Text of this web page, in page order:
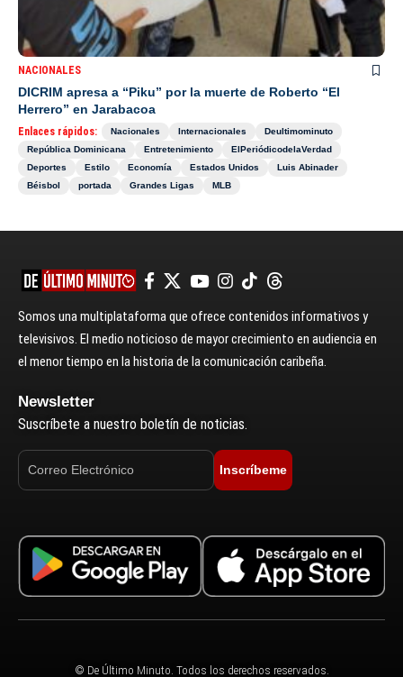
NACIONALES
DICRIM apresa a “Piku” por la muerte de Roberto “El
Herrero” en Jarabacoa
Enlaces rápidos: Nacionales Internacionales
Deultimominuto
República Dominicana
Entretenimiento
ElPeriódicodelaVerdad
Deportes
Estilo Economía Estados Unidos
Luis Abinader
Béisbol
portada Grandes Ligas MLB
Somos una multiplataforma que ofrece contenidos informativos y
televisivos. El medio noticioso de mayor crecimiento en audiencia en
el menor tiempo en la historia de la comunicación caribeña.
Newsletter
Suscríbete a nuestro boletín de noticias.
Inscríbeme
© De Último Minuto. Todos los derechos reservados.